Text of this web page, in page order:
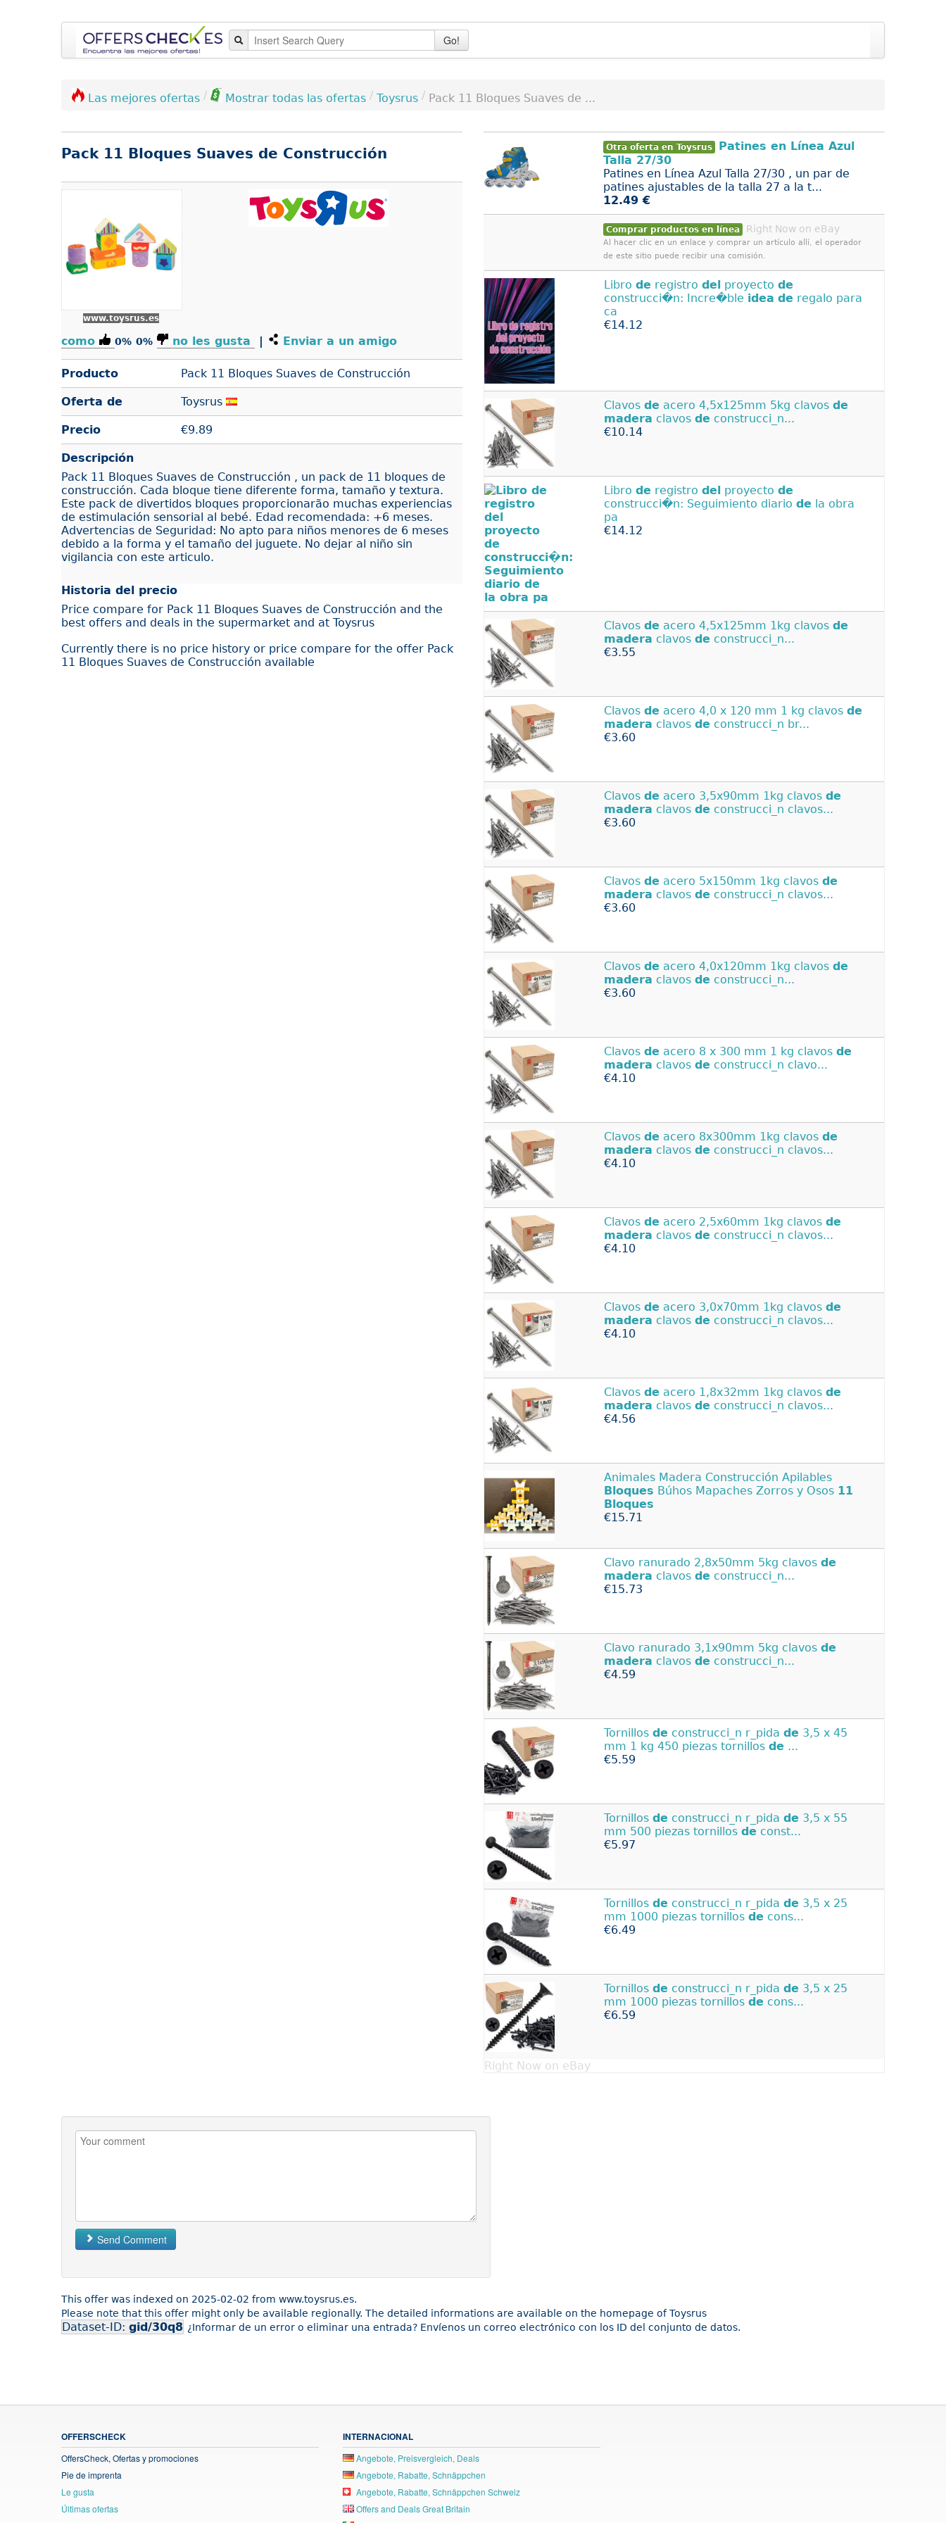
Go!
Las mejores ofertas / Mostrar todas las ofertas / Toysrus / Pack 11 Bloques Suaves de ...
Pack 11 Bloques Suaves de Construcción
www.toysrus.es
como 0% 0% no les gusta | Enviar a un amigo
Producto Pack 11 Bloques Suaves de Construcción
Oferta de Toysrus
Precio €9.89
Descripción
Pack 11 Bloques Suaves de Construcción , un pack de 11 bloques de
construcción. Cada bloque tiene diferente forma, tamaño y textura.
Este pack de divertidos bloques proporcionarão muchas experiencias
de estimulación sensorial al bebé. Edad recomendada: +6 meses.
Advertencias de Seguridad: No apto para niños menores de 6 meses
debido a la forma y el tamaño del juguete. No dejar al niño sin
vigilancia con este articulo.
Historia del precio
Price compare for Pack 11 Bloques Suaves de Construcción and the
best offers and deals in the supermarket and at Toysrus
Currently there is no price history or price compare for the offer Pack
11 Bloques Suaves de Construcción available
Otra oferta en Toysrus
Patines en Línea Azul
Talla 27/30
Patines en Línea Azul Talla 27/30 , un par de
patines ajustables de la talla 27 a la t...
12.49 €
Comprar productos en línea Right Now on eBay
Al hacer clic en un enlace y comprar un artículo allí, el operador
de este sitio puede recibir una comisión.
Libro de registro del proyecto de
construcci�n: Incre�ble idea de regalo para
ca
€14.12
Clavos de acero 4,5x125mm 5kg clavos de
madera clavos de construcci_n...
€10.14
Libro de registro del proyecto de
construcci�n: Seguimiento diario de la obra
pa
€14.12
Clavos de acero 4,5x125mm 1kg clavos de
madera clavos de construcci_n...
€3.55
Clavos de acero 4,0 x 120 mm 1 kg clavos de
madera clavos de construcci_n br...
€3.60
Clavos de acero 3,5x90mm 1kg clavos de
madera clavos de construcci_n clavos...
€3.60
Clavos de acero 5x150mm 1kg clavos de
madera clavos de construcci_n clavos...
€3.60
Clavos de acero 4,0x120mm 1kg clavos de
madera clavos de construcci_n...
€3.60
Clavos de acero 8 x 300 mm 1 kg clavos de
madera clavos de construcci_n clavo...
€4.10
Clavos de acero 8x300mm 1kg clavos de
madera clavos de construcci_n clavos...
€4.10
Clavos de acero 2,5x60mm 1kg clavos de
madera clavos de construcci_n clavos...
€4.10
Clavos de acero 3,0x70mm 1kg clavos de
madera clavos de construcci_n clavos...
€4.10
Clavos de acero 1,8x32mm 1kg clavos de
madera clavos de construcci_n clavos...
€4.56
Animales Madera Construcción Apilables
Bloques Búhos Mapaches Zorros y Osos 11
Bloques
€15.71
Clavo ranurado 2,8x50mm 5kg clavos de
madera clavos de construcci_n...
€15.73
Clavo ranurado 3,1x90mm 5kg clavos de
madera clavos de construcci_n...
€4.59
Tornillos de construcci_n r_pida de 3,5 x 45
mm 1 kg 450 piezas tornillos de ...
€5.59
Tornillos de construcci_n r_pida de 3,5 x 55
mm 500 piezas tornillos de const...
€5.97
Tornillos de construcci_n r_pida de 3,5 x 25
mm 1000 piezas tornillos de cons...
€6.49
Tornillos de construcci_n r_pida de 3,5 x 25
mm 1000 piezas tornillos de cons...
€6.59
Right Now on eBay
Send Comment
This offer was indexed on 2025-02-02 from www.toysrus.es.
Please note that this offer might only be available regionally. The detailed informations are available on the homepage of Toysrus
Dataset-ID: gid/30q8 ¿Informar de un error o eliminar una entrada? Envíenos un correo electrónico con los ID del conjunto de datos.
OFFERSCHECK
OffersCheck, Ofertas y promociones
Pie de imprenta
Le gusta
Últimas ofertas
INTERNACIONAL
Angebote, Preisvergleich, Deals
Angebote, Rabatte, Schnäppchen
Angebote, Rabatte, Schnäppchen Schweiz
Offers and Deals Great Britain